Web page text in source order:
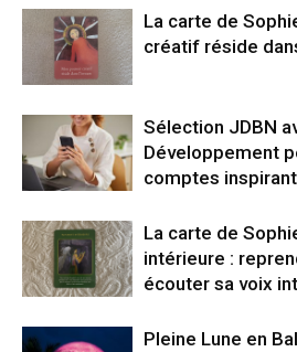
La carte de
créatif réside
Sélection JDBN
Développement
comptes
La carte de
intérieure :
écouter sa voix
Pleine Lune en